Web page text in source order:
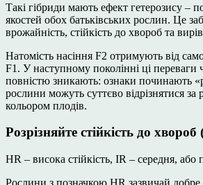
Такі гібриди мають ефект гетерозису –
якостей обох батьківських рослин. Це
врожайність, стійкість до хвороб та
Натомість насіння F2 отримують від
F1. У наступному поколінні ці переваги
повністю зникають: ознаки починають
рослини можуть суттєво відрізнятися
кольором плодів.
Розрізняйте стійкість до
HR – висока стійкість, IR – середня, або